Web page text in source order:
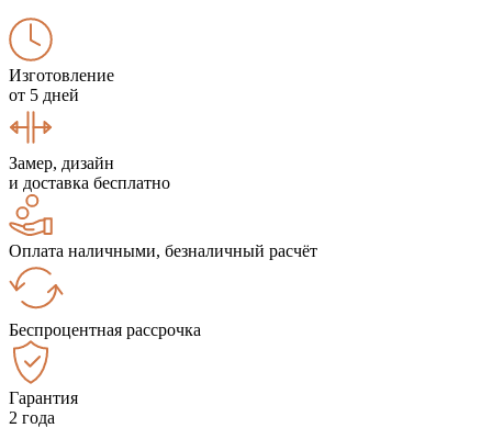
Изготовление
от 5 дней
Замер, дизайн
и доставка бесплатно
Оплата наличными, безналичный расчёт
Беспроцентная рассрочка
Гарантия
2 года